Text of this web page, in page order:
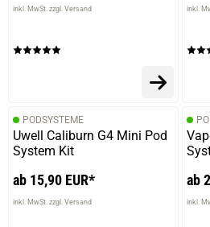
inkl. MwSt. zzgl. Versand inkl.
PODSYSTEME
Uwell Caliburn G4 Mini Pod
System Kit
ab 15,90 EUR*
inkl. MwSt. zzgl. Versand
ab
inkl.